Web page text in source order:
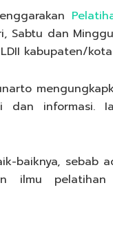
Sabtu dan
kabupaten/kota
dan informasi.
baiknya, sebab
ilmu